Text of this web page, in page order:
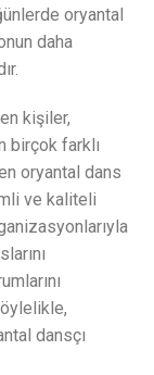
oryantal
daha
kişiler,
birçok farklı
oryantal dans
ve kaliteli
dansçı